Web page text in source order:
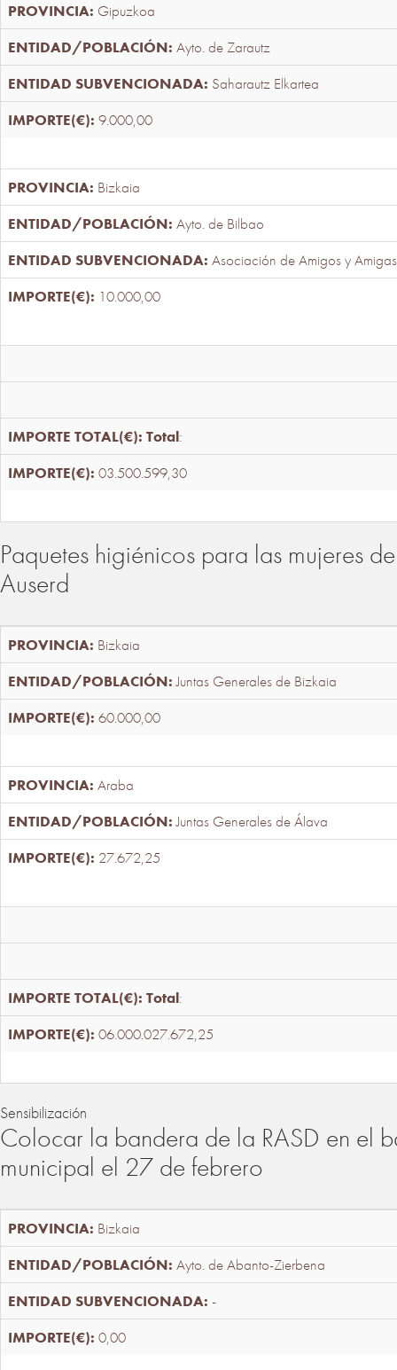
Gipuzkoa
Ayto. de Zarautz
Saharautz Elkartea
9.000,00
Bizkaia
Ayto. de Bilbao
Asociación de Amigos y
10.000,00
Total:
03.500.599,30
Paquetes higiénicos para las mujeres
Auserd
Bizkaia
Juntas Generales de Bizkaia
60.000,00
Araba
Juntas Generales de Álava
27.672,25
Total:
06.000.027.672,25
Sensibilización
Colocar la bandera de la RASD en el
municipal el 27 de febrero
Bizkaia
Ayto. de Abanto-Zierbena
-
0,00